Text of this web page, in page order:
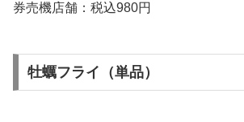
券売機店舗：税込980円
牡蠣フライ（単品）